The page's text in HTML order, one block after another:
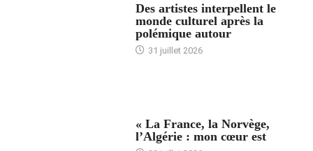
Des artistes interpellent le
monde culturel après la
polémique autour
31 juillet 2026
« La France, la Norvège,
l’Algérie : mon cœur est